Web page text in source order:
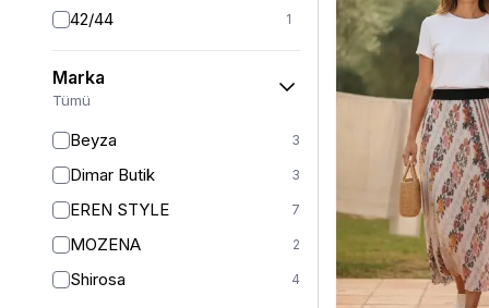
42/44 1
44 1
46 1
Marka
Tümü
Beyza 3
Dimar Butik 3
EREN STYLE 7
MOZENA 2
Shirosa 4